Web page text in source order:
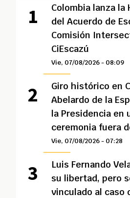
Colombia lanza la
del Acuerdo de
Comisión
CiEscazú
Vie, 07/08/2026 - 08:09
Giro histórico en
Abelardo de la
la Presidencia en
ceremonia fuera
Vie, 07/08/2026 - 07:28
Luis Fernando
su libertad, pero
vinculado al caso